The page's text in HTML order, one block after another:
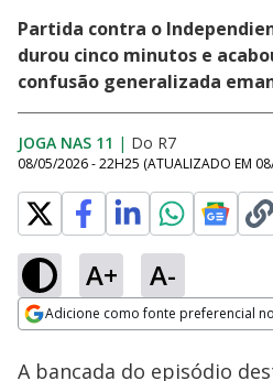
Partida contra o
durou cinco minutos e
confusão generalizada
JOGA NAS 11 | Do R7
08/05/2026 - 22H25 (ATUALIZADO EM
A+ A-
Adicione como fonte preferencial
Ativar
Loaded :
1.85%
A bancada do episódio